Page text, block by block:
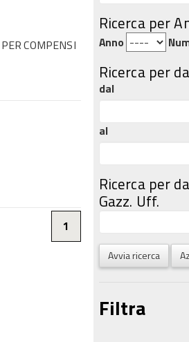
COMPENSI
1
Ricerca per
Anno
Ricerca per
dal
al
Ricerca per
Gazz. Uff.
Avvia ricerca
Filtra